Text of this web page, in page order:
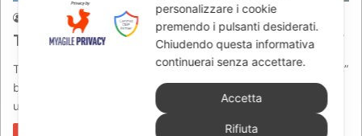
newsmoto 04/03/2010
Triump Speed Triple 1050 ” Speed Web “
TEST ELABORATE TRIUMPH SPEED TRIPLE 1050 “SPEED WEB”
by Luigi “gamberetto” Trocchi Nata on line – Dalle ceneri di
una…
personalizzare i cookie
premendo i pulsanti desiderati.
Chiudendo questa informativa
continuerai senza accettare.
Accetta
Rifiuta